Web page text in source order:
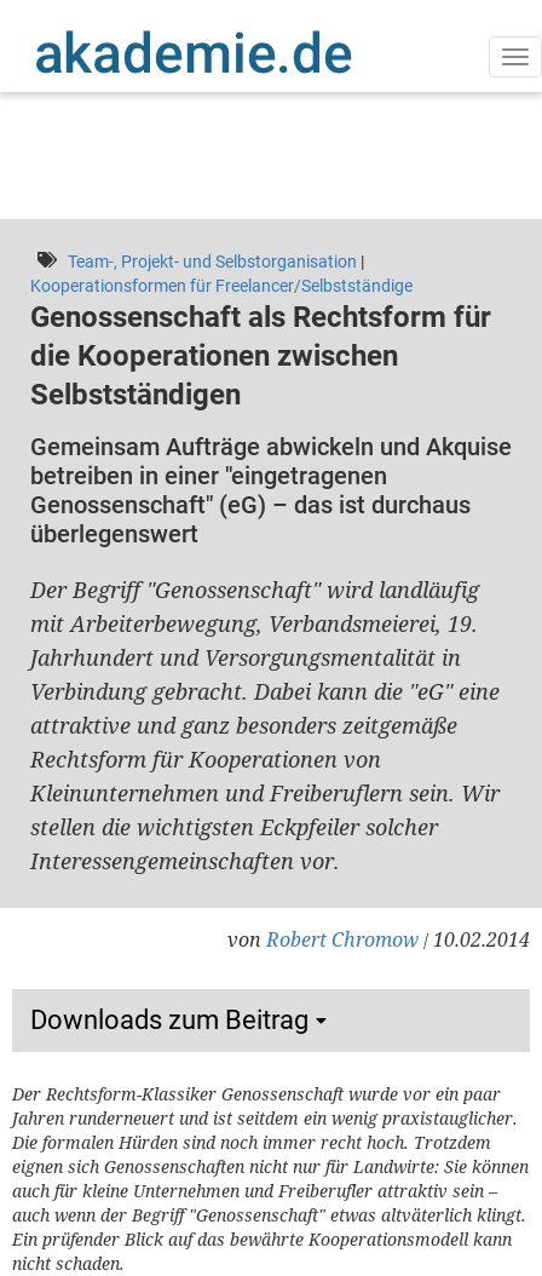
Inhalt
Team-, Projekt- und Selbstorganisation |
Kooperationsformen für Freelancer/Selbstständige
Genossenschaft als Rechtsform für
die Kooperationen zwischen
Selbstständigen
Gemeinsam Aufträge abwickeln und Akquise
betreiben in einer "eingetragenen
Genossenschaft" (eG) – das ist durchaus
überlegenswert
Der Begriff "Genossenschaft" wird landläufig
mit Arbeiterbewegung, Verbandsmeierei, 19.
Jahrhundert und Versorgungsmentalität in
Verbindung gebracht. Dabei kann die "eG" eine
attraktive und ganz besonders zeitgemäße
Rechtsform für Kooperationen von
Kleinunternehmen und Freiberuflern sein. Wir
stellen die wichtigsten Eckpfeiler solcher
Interessengemeinschaften vor.
vonRobert Chromow / 10.02.2014
Downloads zum Beitrag
Der Rechtsform-Klassiker Genossenschaft wurde vor ein paar
Jahren runderneuert und ist seitdem ein wenig praxistauglicher.
Die formalen Hürden sind noch immer recht hoch. Trotzdem
eignen sich Genossenschaften nicht nur für Landwirte: Sie können
auch für kleine Unternehmen und Freiberufler attraktiv sein –
auch wenn der Begriff "Genossenschaft" etwas altväterlich klingt.
Ein prüfender Blick auf das bewährte Kooperationsmodell kann
nicht schaden.